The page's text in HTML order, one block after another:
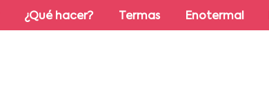
¿Qué hacer? Termas Enotermal